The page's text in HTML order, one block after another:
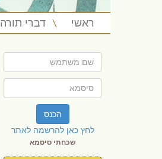
ראשי דברי תורה
הכנס
לחץ כאן להרשמה לאתר
שכחתי סיסמא